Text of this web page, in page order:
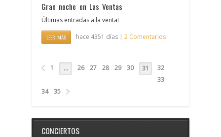
Gran noche en Las Ventas
Últimas entradas a la venta!
LEER MÁS hace 4351 días |2 Comentarios
1 … 26 27 28 29 30 31
32
33
34
35
CONCIERTOS